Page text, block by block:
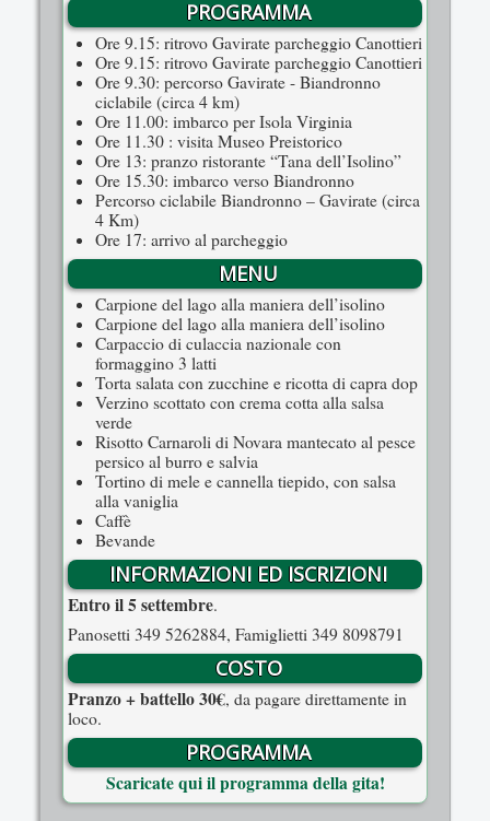
PROGRAMMA
Ore 9.15: ritrovo Gavirate parcheggio Canottieri
Ore 9.15: ritrovo Gavirate parcheggio Canottieri
Ore 9.30: percorso Gavirate - Biandronno
ciclabile (circa 4 km)
Ore 11.00: imbarco per Isola Virginia
Ore 11.30 : visita Museo Preistorico
Ore 13: pranzo ristorante “Tana dell’Isolino”
Ore 15.30: imbarco verso Biandronno
Percorso ciclabile Biandronno – Gavirate (circa
4 Km)
Ore 17: arrivo al parcheggio
MENU
Carpione del lago alla maniera dell’isolino
Carpione del lago alla maniera dell’isolino
Carpaccio di culaccia nazionale con
formaggino 3 latti
Torta salata con zucchine e ricotta di capra dop
Verzino scottato con crema cotta alla salsa
verde
Risotto Carnaroli di Novara mantecato al pesce
persico al burro e salvia
Tortino di mele e cannella tiepido, con salsa
alla vaniglia
Caffè
Bevande
INFORMAZIONI ED ISCRIZIONI
Entro il 5 settembre.
Panosetti 349 5262884, Famiglietti 349 8098791
COSTO
Pranzo + battello 30€, da pagare direttamente in
loco.
PROGRAMMA
Scaricate qui il programma della gita!